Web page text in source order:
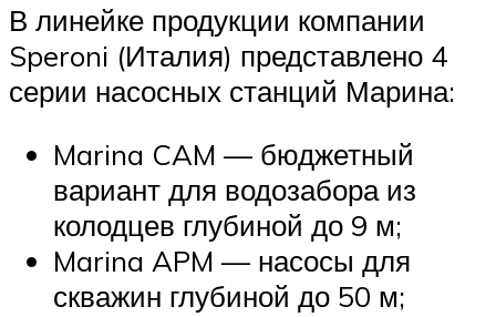
В линейке продукции компании
Speroni (Италия) представлено 4
серии насосных станций Марина:
Marina CAM — бюджетный
вариант для водозабора из
колодцев глубиной до 9 м;
Marina APM — насосы для
скважин глубиной до 50 м;